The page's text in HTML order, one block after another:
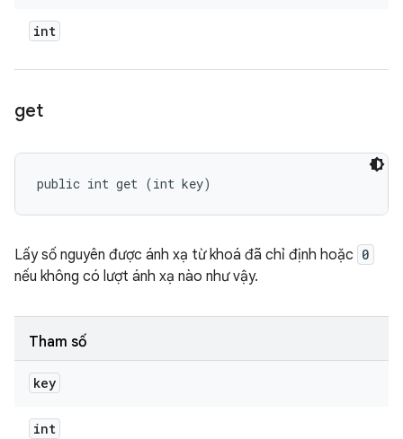
int
get
public int get (int key)
Lấy số nguyên được ánh xạ từ khoá đã chỉ định hoặc 0
nếu không có lượt ánh xạ nào như vậy.
Tham số
key
int